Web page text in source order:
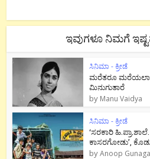
ಇವುಗಳೂ ನಿಮಗೆ
ಸಿನಿಮಾ - ಕ್ರೀಡೆ
ಮರೆತರೂ
ಮಿನುಗುತಾರೆ
by Manu Vaidya
ಸಿನಿಮಾ - ಕ್ರೀಡೆ
‘ಸರಕಾರಿ ಹಿ.ಪ್ರಾ.ಶಾಲೆ.
ಕಾಸರಗೋಡು’,
byAnoop Gunaga